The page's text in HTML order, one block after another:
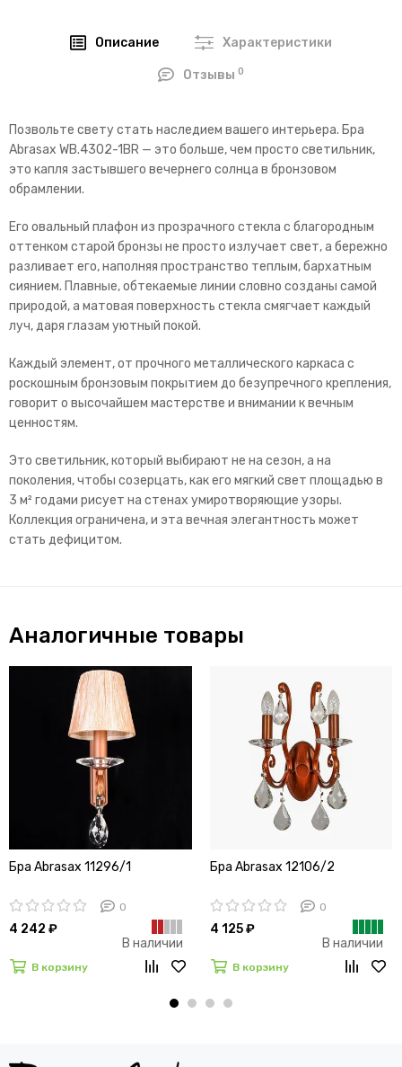
Описание Характеристики
Отзывы0
Позвольте свету стать наследием вашего интерьера. Бра
Abrasax WB.4302-1BR — это больше, чем просто светильник,
это капля застывшего вечернего солнца в бронзовом
обрамлении.
Его овальный плафон из прозрачного стекла с благородным
оттенком старой бронзы не просто излучает свет, а бережно
разливает его, наполняя пространство теплым, бархатным
сиянием. Плавные, обтекаемые линии словно созданы самой
природой, а матовая поверхность стекла смягчает каждый
луч, даря глазам уютный покой.
Каждый элемент, от прочного металлического каркаса с
роскошным бронзовым покрытием до безупречного крепления,
говорит о высочайшем мастерстве и внимании к вечным
ценностям.
Это светильник, который выбирают не на сезон, а на
поколения, чтобы созерцать, как его мягкий свет площадью в
3 м² годами рисует на стенах умиротворяющие узоры.
Коллекция ограничена, и эта вечная элегантность может
стать дефицитом.
Аналогичные товары
Бра Abrasax 11296/1
0
4 242 ₽
В наличии
В корзину
Бра Abrasax 12106/2
0
4 125 ₽
В наличии
В корзину